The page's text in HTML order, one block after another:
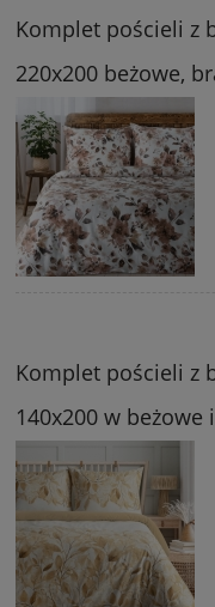
Komplet pościeli z
220x200 beżowe,
Komplet pościeli z
140x200 w